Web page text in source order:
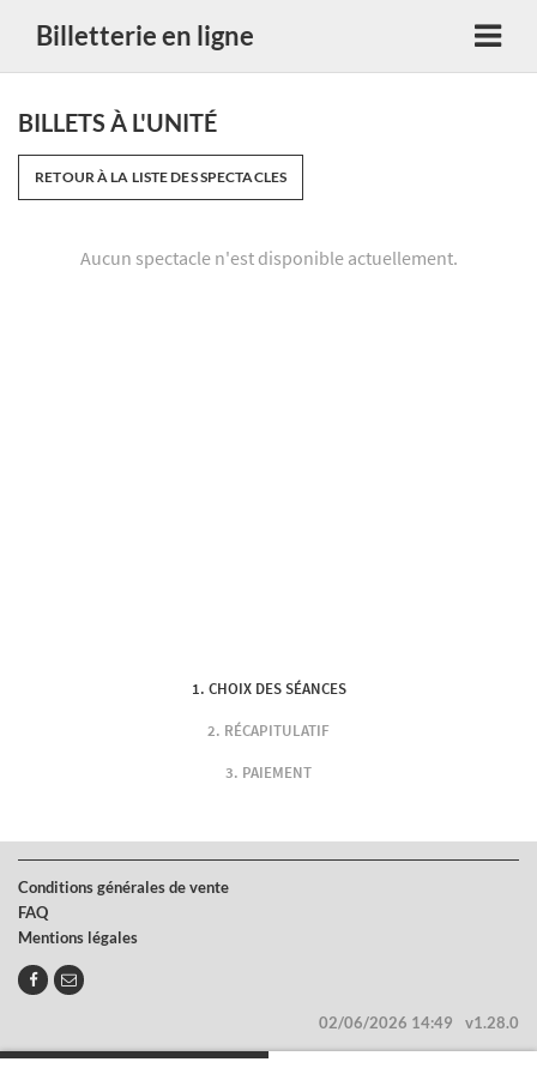
Billetterie en ligne
BILLETS À L'UNITÉ
RETOUR À LA LISTE DES SPECTACLES
Aucun spectacle n'est disponible actuellement.
CHOIX DES SÉANCES
RÉCAPITULATIF
PAIEMENT
Conditions générales de vente
FAQ
Mentions légales
02/06/2026 14:49 v1.28.0